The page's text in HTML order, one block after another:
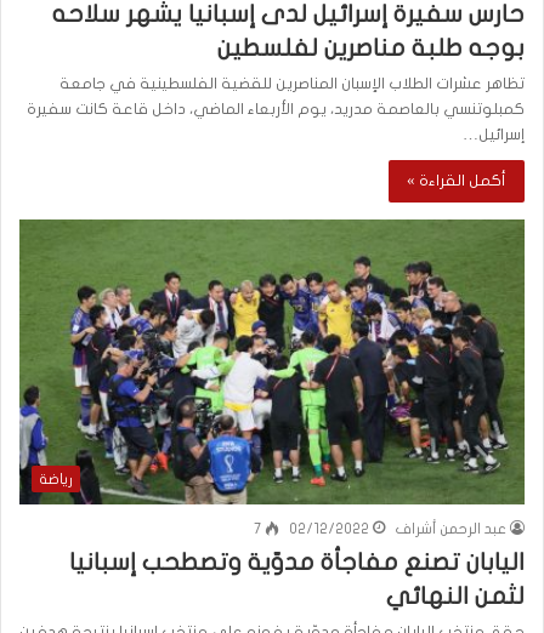
حارس سفيرة إسرائيل لدى إسبانيا يشهر سلاحه
بوجه طلبة مناصرين لفلسطين
تظاهر عشرات الطلاب الإسبان المناصرين للقضية الفلسطينية في جامعة
كمبلوتنسي بالعاصمة مدريد، يوم الأربعاء الماضي، داخل قاعة كانت سفيرة
إسرائيل…
أكمل القراءة »
رياضة
عبد الرحمن أشراف 02/12/2022
7
اليابان تصنع مفاجأة مدوّية وتصطحب إسبانيا
لثمن النهائي